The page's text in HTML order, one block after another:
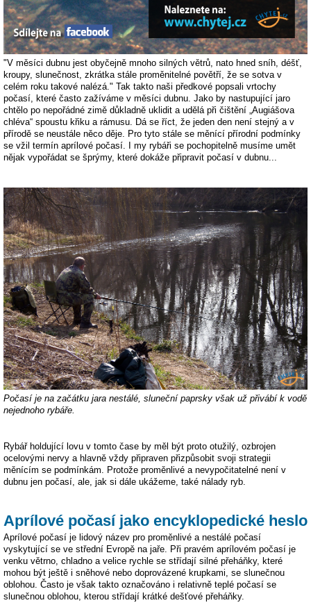
"V měsíci dubnu jest obyčejně mnoho silných větrů, nato hned sníh, déšť,
kroupy, slunečnost, zkrátka stále proměnitelné povětří, že se sotva v
celém roku takové nalézá." Tak takto naši předkové popsali vrtochy
počasí, které často zažíváme v měsíci dubnu. Jako by nastupující jaro
chtělo po nepořádné zimě důkladně uklidit a udělá při čištění „Augiášova
chléva“ spoustu křiku a rámusu. Dá se říct, že jeden den není stejný a v
přírodě se neustále něco děje. Pro tyto stále se měnící přírodní podmínky
se vžil termín aprílové počasí. I my rybáři se pochopitelně musíme umět
nějak vypořádat se šprýmy, které dokáže připravit počasí v dubnu...
Počasí je na začátku jara nestálé, sluneční paprsky však už přivábí k vodě
nejednoho rybáře.
Rybář holdující lovu v tomto čase by měl být proto otužilý, ozbrojen
ocelovými nervy a hlavně vždy připraven přizpůsobit svoji strategii
měnícím se podmínkám. Protože proměnlivé a nevypočitatelné není v
dubnu jen počasí, ale, jak si dále ukážeme, také nálady ryb.
Aprílové počasí jako encyklopedické heslo
Aprílové počasí je lidový název pro proměnlivé a nestálé počasí
vyskytující se ve střední Evropě na jaře. Při pravém aprílovém počasí je
venku větrno, chladno a velice rychle se střídají silné přeháňky, které
mohou být ještě i sněhové nebo doprovázené krupkami, se slunečnou
oblohou. Často je však takto označováno i relativně teplé počasí se
slunečnou oblohou, kterou střídají krátké dešťové přeháňky.